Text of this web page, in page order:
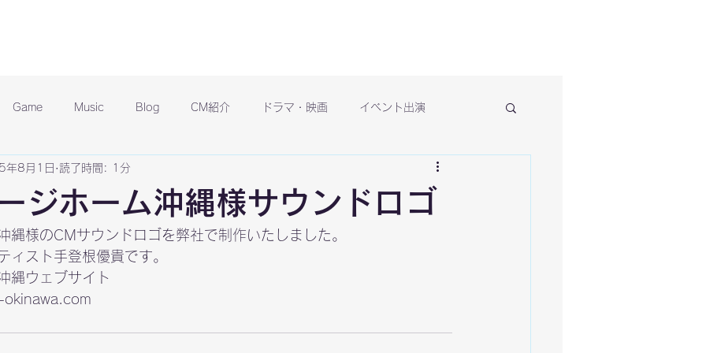
Game Music Blog CM紹介 ドラマ・映画 イベント出演
ジホーム沖縄様サウンドロゴ
年8月1日 読了時間: 1分
縄様のCMサウンドロゴを弊社で制作いたしました。
ィスト手登根優貴です。